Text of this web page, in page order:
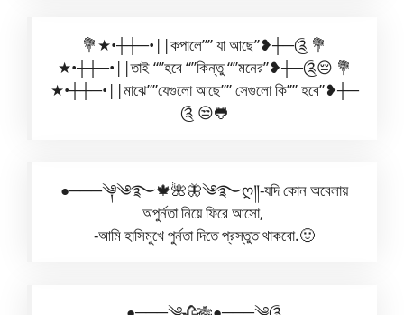
💐★•┼┼─•||কপালে”” যা আছে”❥┼─༊ 💐
★•┼┼─•||তাই “”হবে “”কিন্তু “”মনের”❥┼─༊😔 💐
★•┼┼─•||মাঝে””যেগুলো আছে”” সেগুলো কি”” হবে”❥┼─
༊ 😒🐸
●───༆༄࿐🍁🌺🦋༄࿐ღ༎-যদি কোন অবেলায়
অপুর্নতা নিয়ে ফিরে আসো,
-আমি হাসিমুখে পুর্নতা দিতে প্রস্তুত থাকবো.🙂